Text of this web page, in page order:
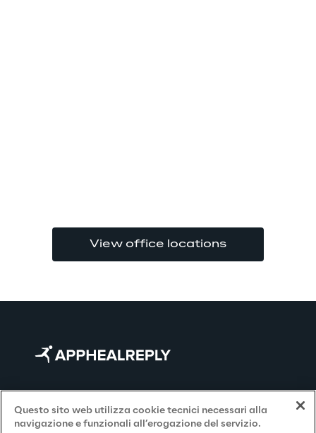
View office locations
Questo sito web utilizza cookie tecnici necessari alla
navigazione e funzionali all’erogazione del servizio.